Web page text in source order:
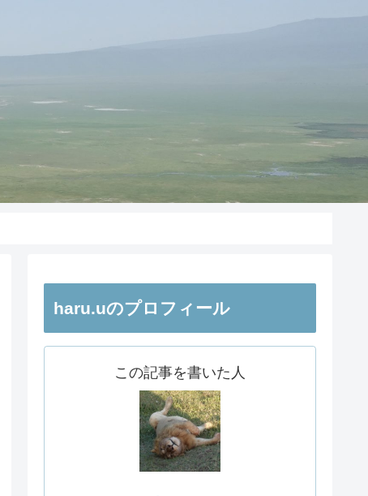
haru.uのプロフィール
この記事を書いた人